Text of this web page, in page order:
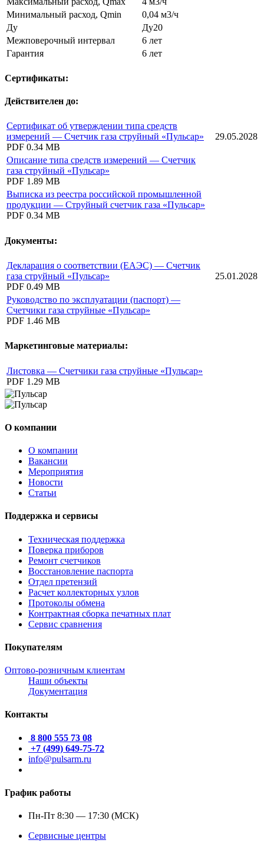
Минимальный расход, Qmin
0,04 м3/ч
Ду
Ду20
Межповерочный интервал
6 лет
Гарантия
6 лет
Сертификаты:
Действителен до:
Сертификат об утверждении типа средств
измерений — Счетчик газа струйный «Пульсар»
PDF 0.34 MB
29.05.2028
Описание типа средств измерений — Счетчик
газа струйный «Пульсар»
PDF 1.89 MB
Выписка из реестра российской промышленной
продукции — Струйный счетчик газа «Пульсар»
PDF 0.34 MB
Документы:
Декларация о соответствии (ЕАЭС) — Счетчик
газа струйный «Пульсар»
PDF 0.49 MB
25.01.2028
Руководство по эксплуатации (паспорт) —
Счетчики газа струйные «Пульсар»
PDF 1.46 MB
Маркетинговые материалы:
Листовка — Счетчики газа струйные «Пульсар»
PDF 1.29 MB
О компании
О компании
Вакансии
Мероприятия
Новости
Статьи
Поддержка и сервисы
Техническая поддержка
Поверка приборов
Ремонт счетчиков
Восстановление паспорта
Отдел претензий
Расчет коллекторных узлов
Протоколы обмена
Контрактная сборка печатных плат
Сервис сравнения
Покупателям
Оптово-розничным клиентам
Наши объекты
Документация
Контакты
8 800 555 73 08
+7 (499) 649-75-72
info@pulsarm.ru
График работы
Пн-Пт 8:30 — 17:30 (МСК)
Сервисные центры